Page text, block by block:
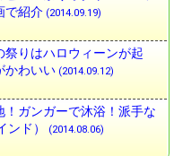
で紹介 (2014.09.19)
祭りはハロウィーンが起
かわいい (2014.09.12)
！ガンガーで沐浴！派手な
ンド）
(2014.08.06)